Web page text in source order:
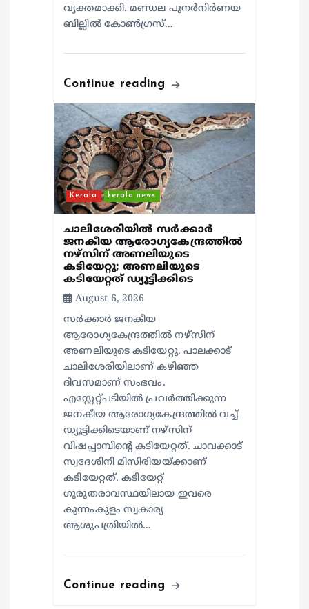
വ്യക്തമാക്കി. മണ്ഡല പുനർനിർണയ
ബില്ലിൽ കോൺഗ്രസ്…
Continue reading
Kerala kerala news
ചാലിശേരിയില്‍ സര്‍ക്കാര്‍
ജനകീയ ആരോഗ്യകേന്ദ്രത്തില്‍
നഴ്സിന് അണലിയുടെ
കടിയേറ്റു; അണലിയുടെ
കടിയേറ്റത് ഡ്യൂട്ടിക്കിടെ
August 6, 2026
സര്‍ക്കാര്‍ ജനകീയ
ആരോഗ്യകേന്ദ്രത്തില്‍ നഴ്സിന്
അണലിയുടെ കടിയേറ്റു. പാലക്കാട്
ചാലിശേരിയിലാണ് കഴിഞ്ഞ
ദിവസമാണ് സംഭവം.
എസ്റ്റേറ്റ്പടിയില്‍ പ്രവര്‍ത്തിക്കുന്ന
ജനകീയ ആരോഗ്യകേന്ദ്രത്തില്‍ വച്ച്
ഡ്യൂട്ടിക്കിടെയാണ് നഴ്സിന്
വിഷപ്പാമ്പിന്റെ കടിയേറ്റത്. ചാവക്കാട്
സ്വദേശിനി മിസിരിയയ്ക്കാണ്
കടിയേറ്റത്. കടിയേറ്റ്
ഗുരുതരാവസ്ഥയിലായ ഇവരെ
കുന്നംകുളം സ്വകാര്യ
ആശുപത്രിയില്‍…
Continue reading